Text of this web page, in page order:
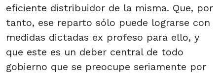
eficiente distribuidor de la misma. Que, por
tanto, ese reparto sólo puede lograrse con
medidas dictadas ex profeso para ello, y
que este es un deber central de todo
gobierno que se preocupe seriamente por